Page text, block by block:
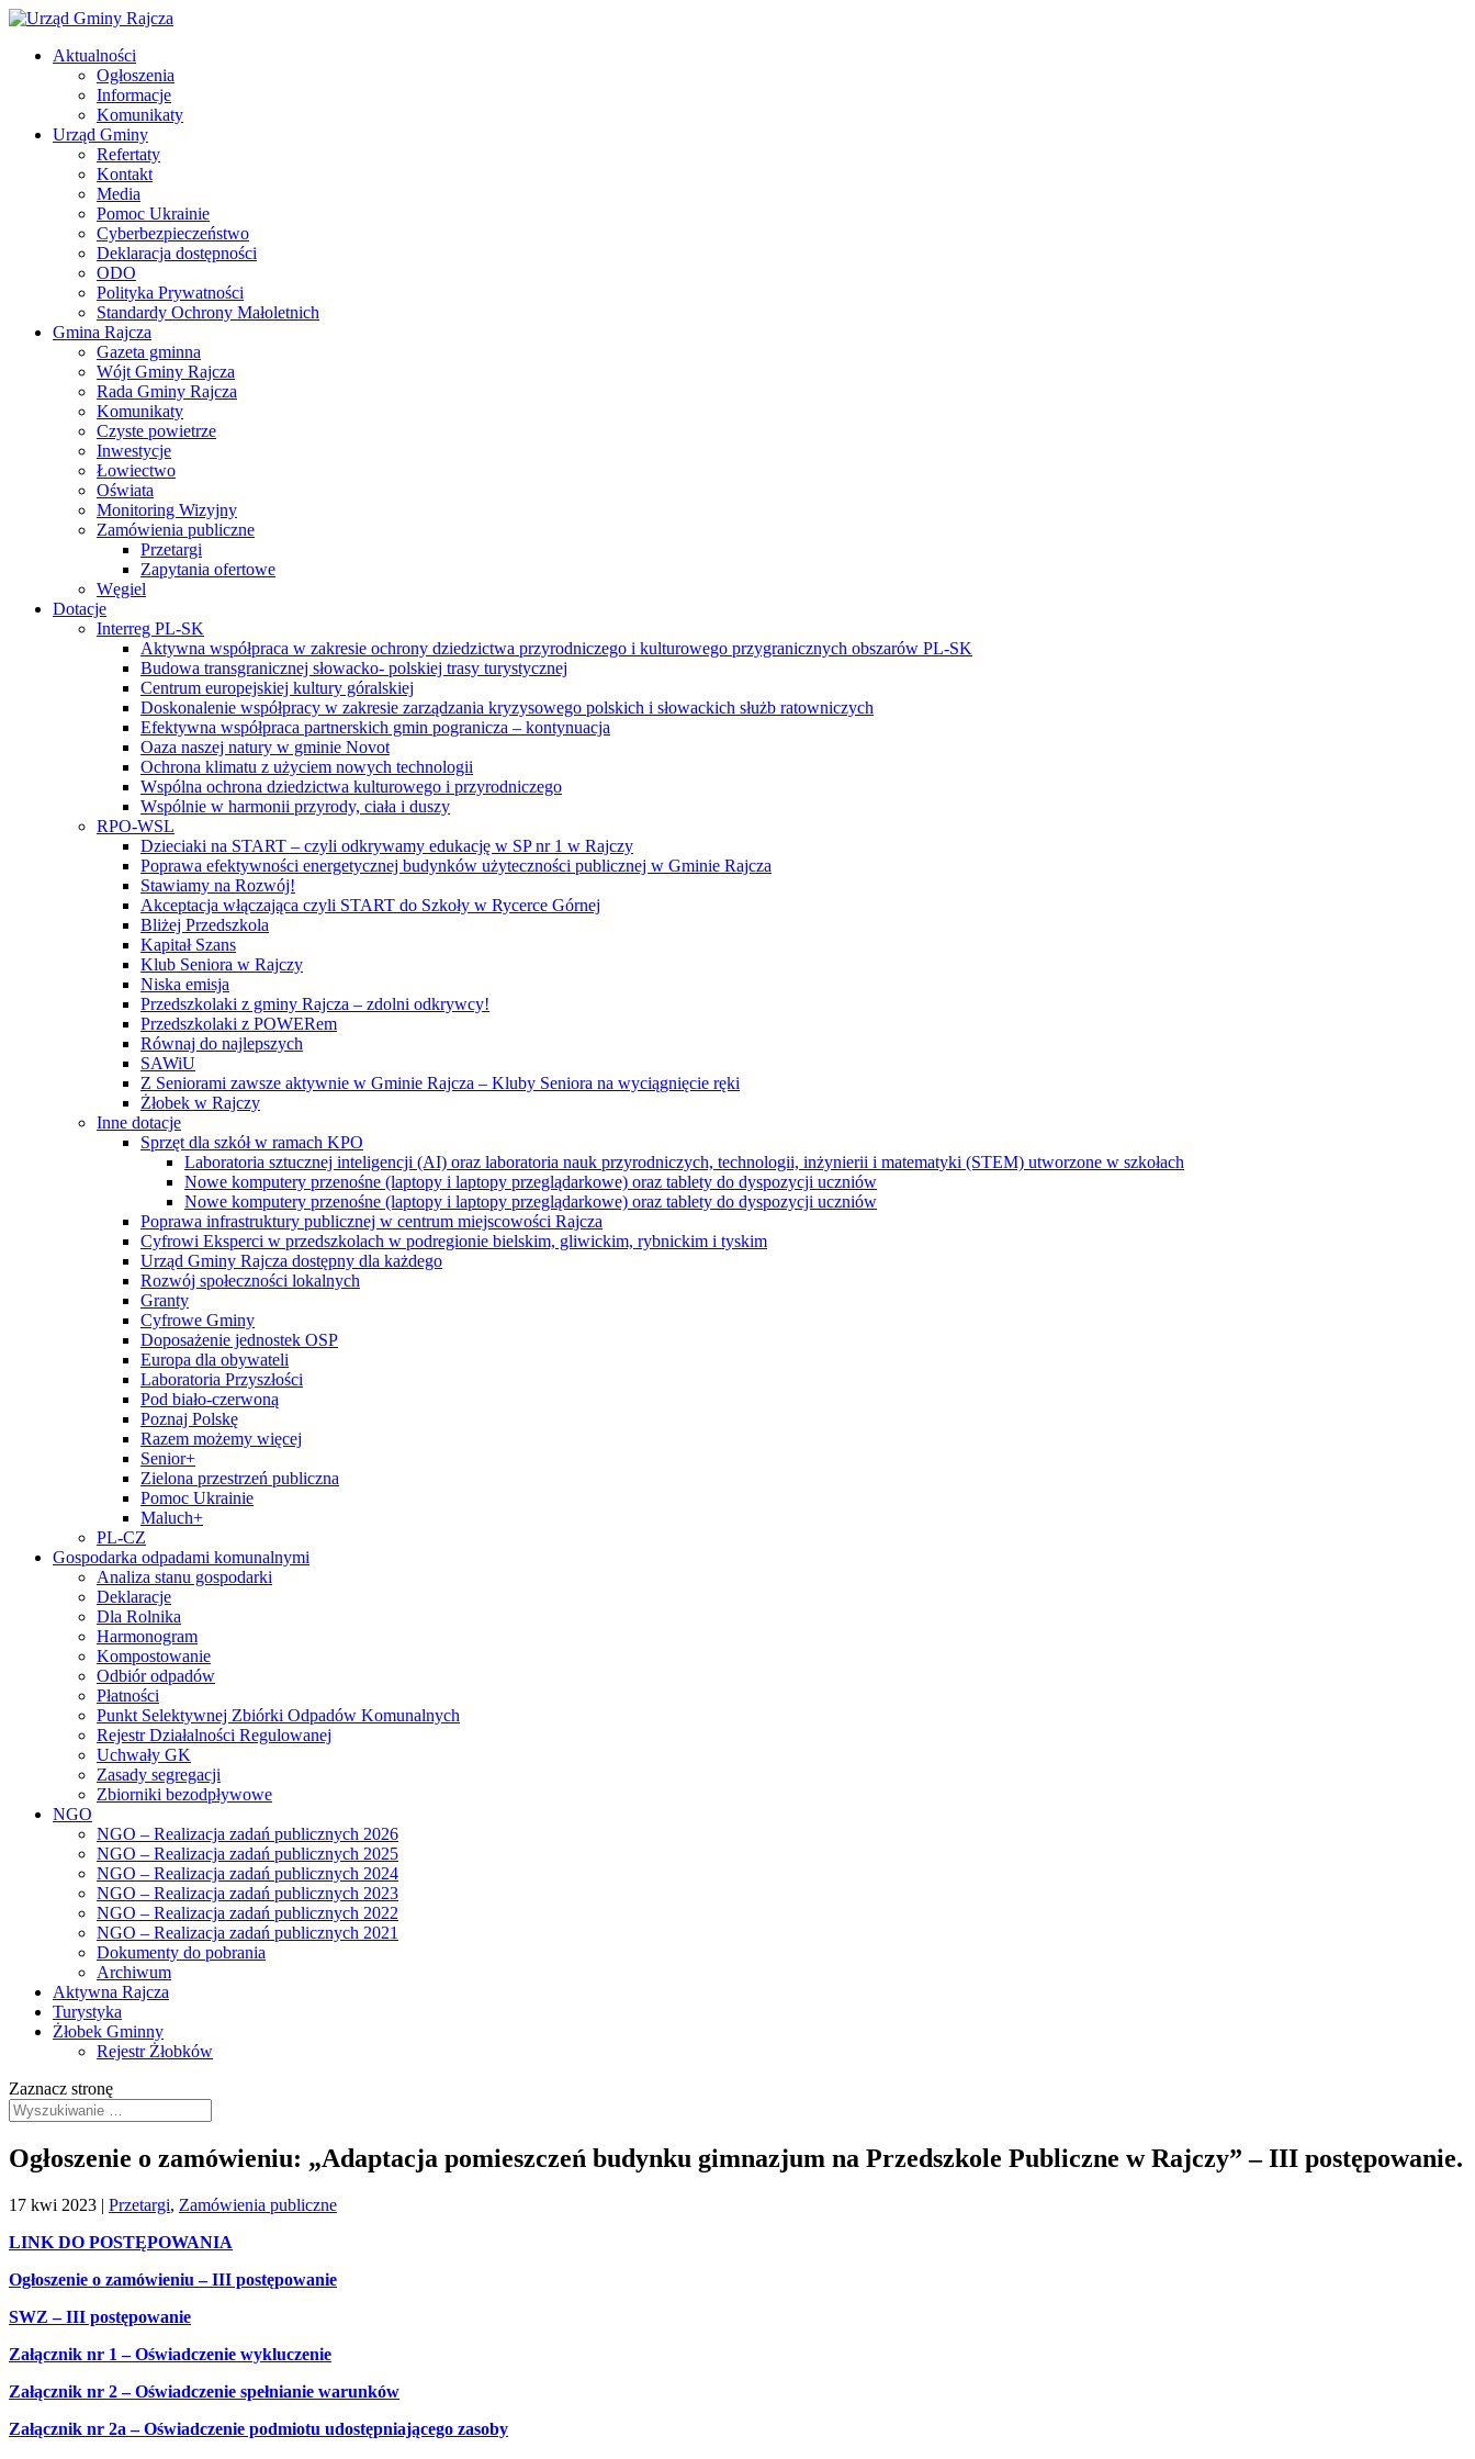
Aktualności
Ogłoszenia
Informacje
Komunikaty
Urząd Gminy
Refertaty
Kontakt
Media
Pomoc Ukrainie
Cyberbezpieczeństwo
Deklaracja dostępności
ODO
Polityka Prywatności
Standardy Ochrony Małoletnich
Gmina Rajcza
Gazeta gminna
Wójt Gminy Rajcza
Rada Gminy Rajcza
Komunikaty
Czyste powietrze
Inwestycje
Łowiectwo
Oświata
Monitoring Wizyjny
Zamówienia publiczne
Przetargi
Zapytania ofertowe
Węgiel
Dotacje
Interreg PL-SK
Aktywna współpraca w zakresie ochrony dziedzictwa przyrodniczego i kulturowego przygranicznych obszarów PL-SK
Budowa transgranicznej słowacko- polskiej trasy turystycznej
Centrum europejskiej kultury góralskiej
Doskonalenie współpracy w zakresie zarządzania kryzysowego polskich i słowackich służb ratowniczych
Efektywna współpraca partnerskich gmin pogranicza – kontynuacja
Oaza naszej natury w gminie Novot
Ochrona klimatu z użyciem nowych technologii
Wspólna ochrona dziedzictwa kulturowego i przyrodniczego
Wspólnie w harmonii przyrody, ciała i duszy
RPO-WSL
Dzieciaki na START – czyli odkrywamy edukację w SP nr 1 w Rajczy
Poprawa efektywności energetycznej budynków użyteczności publicznej w Gminie Rajcza
Stawiamy na Rozwój!
Akceptacja włączająca czyli START do Szkoły w Rycerce Górnej
Bliżej Przedszkola
Kapitał Szans
Klub Seniora w Rajczy
Niska emisja
Przedszkolaki z gminy Rajcza – zdolni odkrywcy!
Przedszkolaki z POWERem
Równaj do najlepszych
SAWiU
Z Seniorami zawsze aktywnie w Gminie Rajcza – Kluby Seniora na wyciągnięcie ręki
Żłobek w Rajczy
Inne dotacje
Sprzęt dla szkół w ramach KPO
Laboratoria sztucznej inteligencji (AI) oraz laboratoria nauk przyrodniczych, technologii, inżynierii i matematyki (STEM) utworzone w szkołach
Nowe komputery przenośne (laptopy i laptopy przeglądarkowe) oraz tablety do dyspozycji uczniów
Nowe komputery przenośne (laptopy i laptopy przeglądarkowe) oraz tablety do dyspozycji uczniów
Poprawa infrastruktury publicznej w centrum miejscowości Rajcza
Cyfrowi Eksperci w przedszkolach w podregionie bielskim, gliwickim, rybnickim i tyskim
Urząd Gminy Rajcza dostępny dla każdego
Rozwój społeczności lokalnych
Granty
Cyfrowe Gminy
Doposażenie jednostek OSP
Europa dla obywateli
Laboratoria Przyszłości
Pod biało-czerwoną
Poznaj Polskę
Razem możemy więcej
Senior+
Zielona przestrzeń publiczna
Pomoc Ukrainie
Maluch+
PL-CZ
Gospodarka odpadami komunalnymi
Analiza stanu gospodarki
Deklaracje
Dla Rolnika
Harmonogram
Kompostowanie
Odbiór odpadów
Płatności
Punkt Selektywnej Zbiórki Odpadów Komunalnych
Rejestr Działalności Regulowanej
Uchwały GK
Zasady segregacji
Zbiorniki bezodpływowe
NGO
NGO – Realizacja zadań publicznych 2026
NGO – Realizacja zadań publicznych 2025
NGO – Realizacja zadań publicznych 2024
NGO – Realizacja zadań publicznych 2023
NGO – Realizacja zadań publicznych 2022
NGO – Realizacja zadań publicznych 2021
Dokumenty do pobrania
Archiwum
Aktywna Rajcza
Turystyka
Żłobek Gminny
Rejestr Żłobków
Zaznacz stronę
Ogłoszenie o zamówieniu: „Adaptacja pomieszczeń budynku gimnazjum na Przedszkole Publiczne w Rajczy” – III postępowanie.
17 kwi 2023 | Przetargi, Zamówienia publiczne
LINK DO POSTĘPOWANIA
Ogłoszenie o zamówieniu – III postępowanie
SWZ – III postępowanie
Załącznik nr 1 – Oświadczenie wykluczenie
Załącznik nr 2 – Oświadczenie spełnianie warunków
Załącznik nr 2a – Oświadczenie podmiotu udostępniającego zasoby